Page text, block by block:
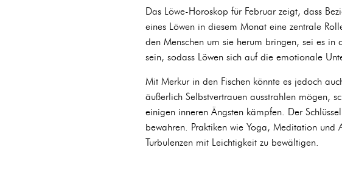
Das Löwe-Horoskop für Februar zeigt, dass
eines Löwen in diesem Monat eine zentrale
den Menschen um sie herum bringen, sei es in
sein, sodass Löwen sich auf die emotionale
Mit Merkur in den Fischen könnte es jedoch
äußerlich Selbstvertrauen ausstrahlen mögen,
einigen inneren Ängsten kämpfen. Der
bewahren. Praktiken wie Yoga, Meditation und
Turbulenzen mit Leichtigkeit zu bewältigen.